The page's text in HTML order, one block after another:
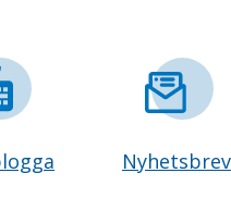
Nyhetsbrev